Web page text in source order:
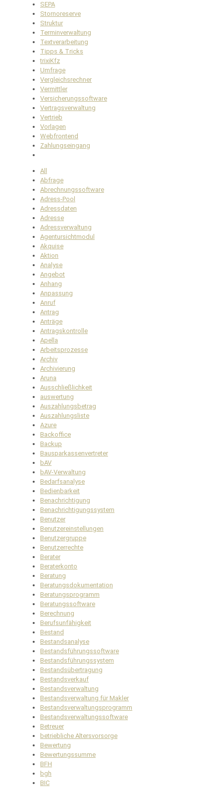
SEPA
Stornoreserve
Struktur
Terminverwaltung
Textverarbeitung
Tipps & Tricks
trixiKfz
Umfrage
Vergleichsrechner
Vermittler
Versicherungssoftware
Vertragsverwaltung
Vertrieb
Vorlagen
Webfrontend
Zahlungseingang
All
Abfrage
Abrechnungssoftware
Adress-Pool
Adressdaten
Adresse
Adressverwaltung
Agentursichtmodul
Akquise
Aktion
Analyse
Angebot
Anhang
Anpassung
Anruf
Antrag
Anträge
Antragskontrolle
Apella
Arbeitsprozesse
Archiv
Archivierung
Aruna
Ausschließlichkeit
auswertung
Auszahlungsbetrag
Auszahlungsliste
Azure
Backoffice
Backup
Bausparkassenvertreter
bAV
bAV-Verwaltung
Bedarfsanalyse
Bedienbarkeit
Benachrichtigung
Benachrichtigungssystem
Benutzer
Benutzereinstellungen
Benutzergruppe
Benutzerrechte
Berater
Beraterkonto
Beratung
Beratungsdokumentation
Beratungsprogramm
Beratungssoftware
Berechnung
Berufsunfähigkeit
Bestand
Bestandsanalyse
Bestandsführungssoftware
Bestandsführungssystem
Bestandsübertragung
Bestandsverkauf
Bestandsverwaltung
Bestandsverwaltung für Makler
Bestandsverwaltungsprogramm
Bestandsverwaltungssoftware
Betreuer
betriebliche Altersvorsorge
Bewertung
Bewertungssumme
BFH
bgh
BIC